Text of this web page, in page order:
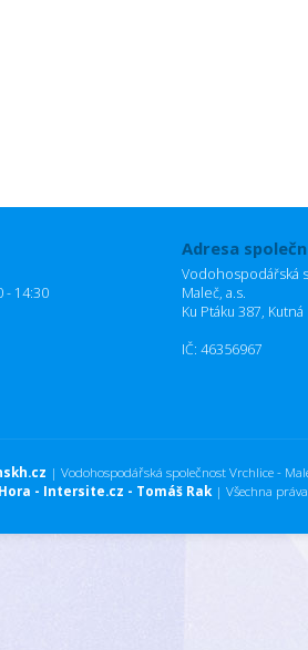
- 14:30
Adresa
Vodohospodářská
Maleč, a.s.
Ku Ptáku 387,
IČ: 46356967
| Vodohospodářská společnost Vrchlice -
- Intersite.cz - Tomáš Rak | Všechna